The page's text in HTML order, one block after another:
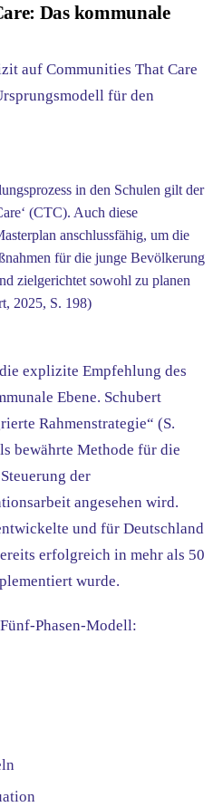
Das kommunale
auf Communities That Care
für den
in den Schulen gilt der
(CTC). Auch diese
anschlussfähig, um die
für die junge Bevölkerung
zielgerichtet sowohl zu planen
2025, S. 198)
explizite Empfehlung des
Ebene. Schubert
Rahmenstrategie“ (S.
bewährte Methode für die
der
angesehen wird.
und für Deutschland
erfolgreich in mehr als 50
wurde.
Phasen-Modell: